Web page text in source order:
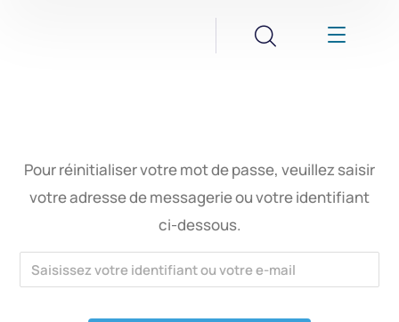
Pour réinitialiser votre mot de passe, veuillez saisir
votre adresse de messagerie ou votre identifiant
ci-dessous.